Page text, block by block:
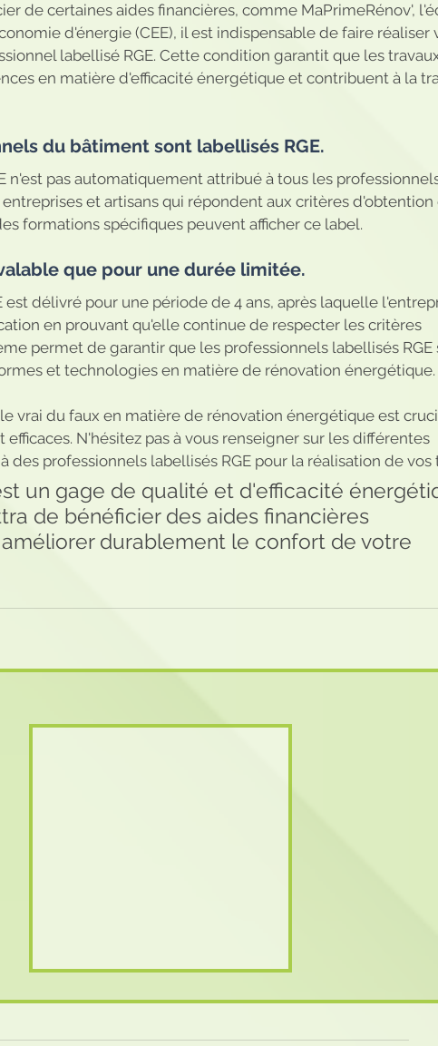
de certaines aides financières, comme MaPrimeRénov',
d'énergie (CEE), il est indispensable de faire réaliser
labellisé RGE. Cette condition garantit que les
en matière d'efficacité énergétique et contribuent à la
du bâtiment sont labellisés RGE.
n'est pas automatiquement attribué à tous les
et artisans qui répondent aux critères d'obtention
formations spécifiques peuvent afficher ce label.
que pour une durée limitée.
est délivré pour une période de 4 ans, après laquelle
en prouvant qu'elle continue de respecter les critères
permet de garantir que les professionnels labellisés RGE
et technologies en matière de rénovation énergétique.
vrai du faux en matière de rénovation énergétique est
N'hésitez pas à vous renseigner sur les différentes
des professionnels labellisés RGE pour la réalisation de vos
un gage de qualité et d'efficacité
de bénéficier des aides financières
durablement le confort de votre